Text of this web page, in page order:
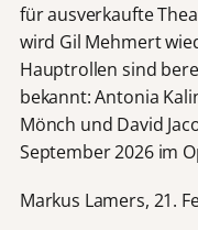
für ausverkaufte
wird Gil Mehmert
Hauptrollen sind
bekannt: Antonia
Mönch und David
September 2026 im
Markus Lamers, 21.